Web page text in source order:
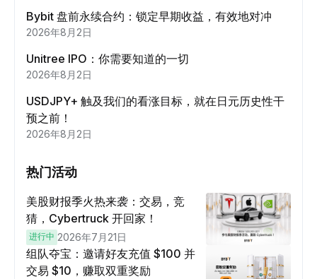
Bybit 盘前永续合约：锁定早期收益，有效地对冲
2026年8月2日
Unitree IPO：你需要知道的一切
2026年8月2日
USDJPY+ 触及我们的看涨目标，就在日元历史性干
预之前！
2026年8月2日
热门活动
美股财报季火热来袭：交易，竞
猜，Cybertruck 开回家！
进行中 2026年7月21日
组队夺宝：邀请好友充值 $100 并
交易 $10，赚取双重奖励